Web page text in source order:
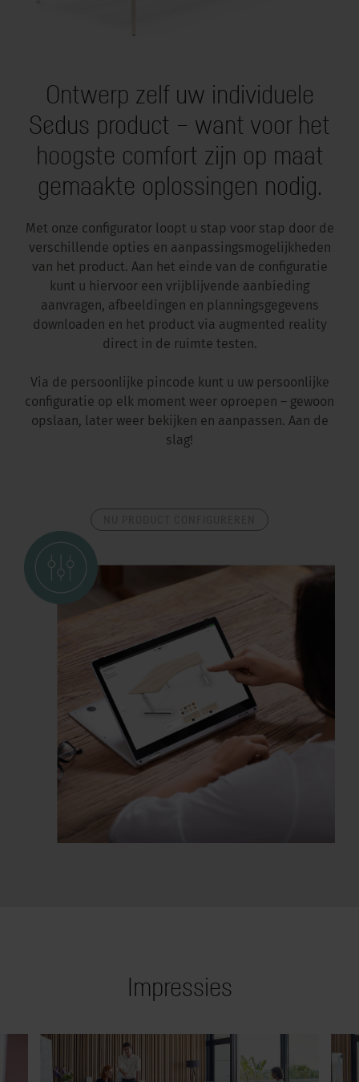
Ontwerp zelf uw individuele
Sedus product – want voor het
hoogste comfort zijn op maat
gemaakte oplossingen nodig.
Met onze configurator loopt u stap voor stap door de
verschillende opties en aanpassingsmogelijkheden
van het product. Aan het einde van de configuratie
kunt u hiervoor een vrijblijvende aanbieding
aanvragen, afbeeldingen en planningsgegevens
downloaden en het product via augmented reality
direct in de ruimte testen.
Via de persoonlijke pincode kunt u uw persoonlijke
configuratie op elk moment weer oproepen – gewoon
opslaan, later weer bekijken en aanpassen. Aan de
slag!
Impressies